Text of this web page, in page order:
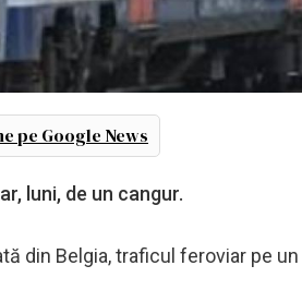
pe Google News
luni, de un cangur.
din Belgia, traficul feroviar pe